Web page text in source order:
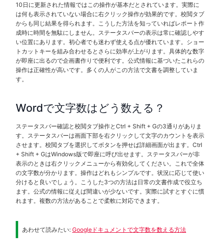
10日に更新された情報ではこの操作が基本だとされています。実際に
は何も表示されていない場合に右クリック操作が効果的です。校閲タブ
からも同じ結果を得られます。こうした方法を知っていればレポート作
成時に時間を無駄にしません。ステータスバーの表示は常に確認しやす
い位置にあります。初心者でも迷わず使える点が優れています。ショー
トカットキーを組み合わせるとさらに効率が上がります。具体的な数字
が即座に出るので企画書作りで便利です。公式情報に基づいたこれらの
操作は正確性が高いです。多くの人がこの方法で文書を調整していま
す。
Wordで文字数はどう数える？
ステータスバー確認と校閲タブ操作とCtrl + Shift + Gの3通りがありま
す。ステータスバーは画面下部を右クリックして文字のカウントを表示
させます。校閲タブを選択してボタンを押せば詳細画面が出ます。Ctrl
+ Shift + GはWindows版で即座に呼び出せます。ステータスバーが非
表示のときは右クリックメニューから有効化してください。これで全体
の文字数が分かります。操作はどれもシンプルです。状況に応じて使い
分けると良いでしょう。こうした3つの方法は日常の文書作成で役立ち
ます。公式の情報に従えば間違いが少ないです。実際に試すとすぐに慣
れます。複数の方法があることで柔軟に対応できます。
あわせて読みたい: Googleドキュメントで文字数を数える方法